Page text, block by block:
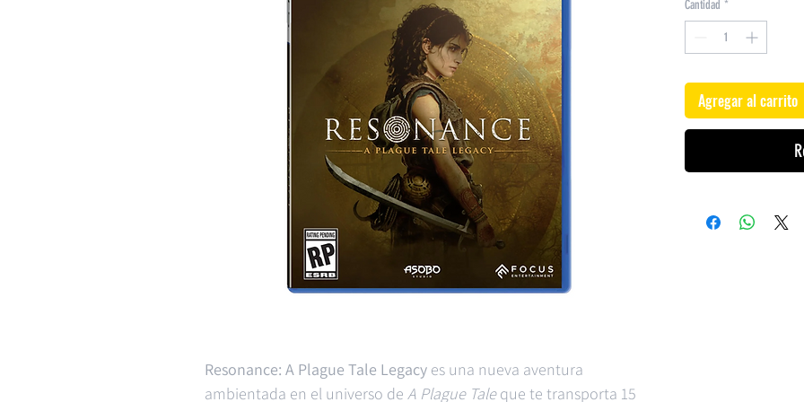
Resonance: A Plague Tale Legacy es una nueva aventura
ambientada en el universo de A Plague Taleque te transporta 15
Cantidad *
Agregar al carrito